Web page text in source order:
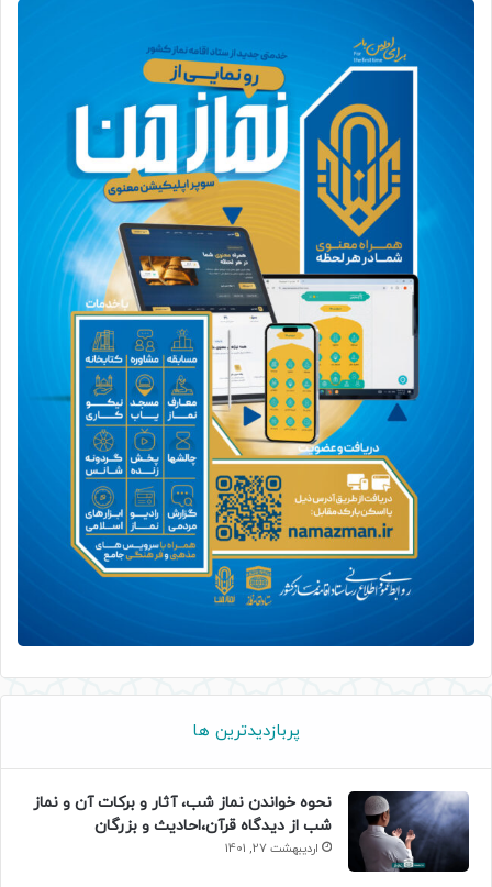
پربازدیدترین ها
نحوه خواندن نماز شب، آثار و برکات آن و نماز
شب از دیدگاه قرآن،احادیث و بزرگان
اردیبهشت 27, 1401